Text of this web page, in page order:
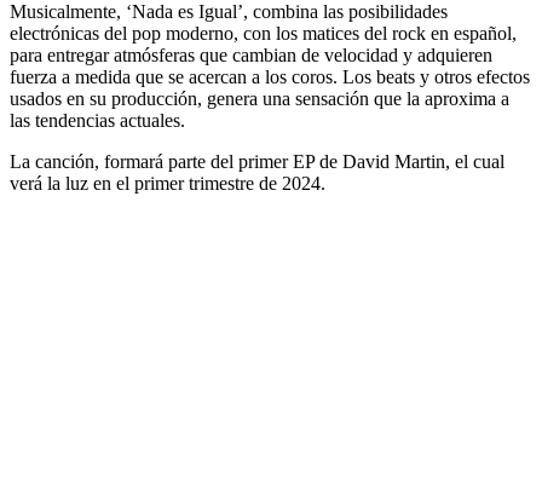
Musicalmente, ‘Nada es Igual’, combina las posibilidades
electrónicas del pop moderno, con los matices del rock en español,
para entregar atmósferas que cambian de velocidad y adquieren
fuerza a medida que se acercan a los coros. Los beats y otros efectos
usados en su producción, genera una sensación que la aproxima a
las tendencias actuales.
La canción, formará parte del primer EP de David Martin, el cual
verá la luz en el primer trimestre de 2024.